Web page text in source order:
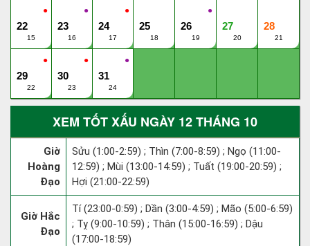
●
22
15
●
23
16
●
24
17
25
18
●
26
19
27
20
28
21
●
29
22
●
30
23
●
31
24
XEM TỐT XẤU NGÀY 12 THÁNG 10
Giờ
Hoàng
Đạo
Sửu (1:00-2:59) ; Thìn (7:00-8:59) ; Ngọ (11:00-
12:59) ; Mùi (13:00-14:59) ; Tuất (19:00-20:59) ;
Hợi (21:00-22:59)
Giờ Hắc
Đạo
Tí (23:00-0:59) ; Dần (3:00-4:59) ; Mão (5:00-6:59)
; Tỵ (9:00-10:59) ; Thân (15:00-16:59) ; Dậu
(17:00-18:59)